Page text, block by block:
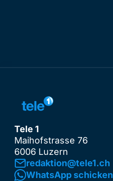
Tele 1
Maihofstrasse 76
6006 Luzern
redaktion@tele1.ch
WhatsApp schicken